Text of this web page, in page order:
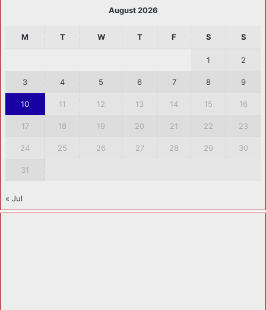
August 2026
M T W T F S S
1 2
3 4 5 6 7 8 9
10 11 12 13 14 15 16
17 18 19 20 21 22 23
24 25 26 27 28 29 30
31
« Jul